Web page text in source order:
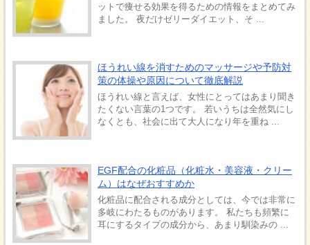
ットで痩せる効果を得るための情報をまとめてみ
ました。 夜だけゼリーダイエット、そ ...
ほうれい線を消すためのマッサージや予防対
策の体操や原因について徹底解説
ほうれい線と言えば、女性にとってはあまり聞き
たくない言葉の1つです。 若いうちは全然気にし
なくとも、社会に出て大人になり年を重ね ...
EGF配合の化粧品（化粧水・美容液・クリー
ム）はなぜおすすめか
化粧品に配合される成分としては、今では非常に
多岐にわたるものがあります。 私たちも頻繁に
耳にするタイプの成分から、あまり馴染みの ...